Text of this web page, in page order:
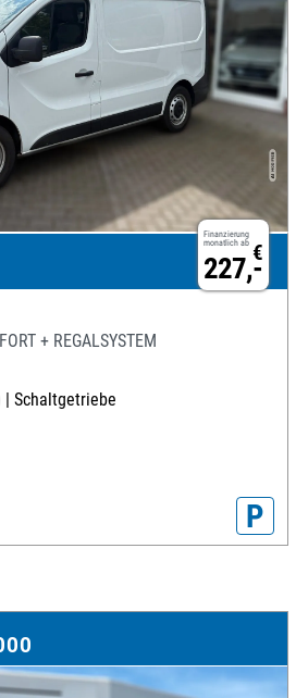
Finanzierung
monatlich ab €
227,-
+ REGALSYSTEM
Schaltgetriebe
P